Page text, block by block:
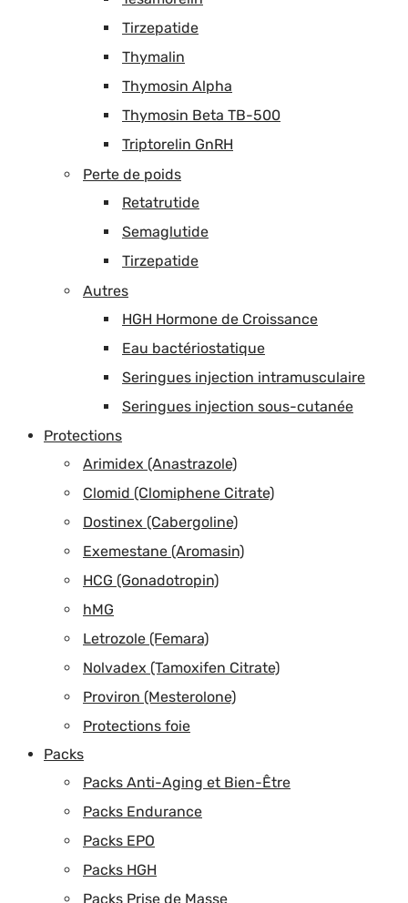
Tirzepatide
Thymalin
Thymosin Alpha
Thymosin Beta TB-500
Triptorelin GnRH
Perte de poids
Retatrutide
Semaglutide
Tirzepatide
Autres
HGH Hormone de Croissance
Eau bactériostatique
Seringues injection intramusculaire
Seringues injection sous-cutanée
Protections
Arimidex (Anastrazole)
Clomid (Clomiphene Citrate)
Dostinex (Cabergoline)
Exemestane (Aromasin)
HCG (Gonadotropin)
hMG
Letrozole (Femara)
Nolvadex (Tamoxifen Citrate)
Proviron (Mesterolone)
Protections foie
Packs
Packs Anti-Aging et Bien-Être
Packs Endurance
Packs EPO
Packs HGH
Packs Prise de Masse